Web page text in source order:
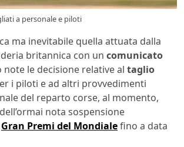
a personale e piloti
ma inevitabile quella attuata dalla
britannica con un comunicato
note le decisione relative al taglio
i piloti e ad altri provvedimenti
del reparto corse, al momento,
nota sospensione
Gran Premi del Mondialefino a data